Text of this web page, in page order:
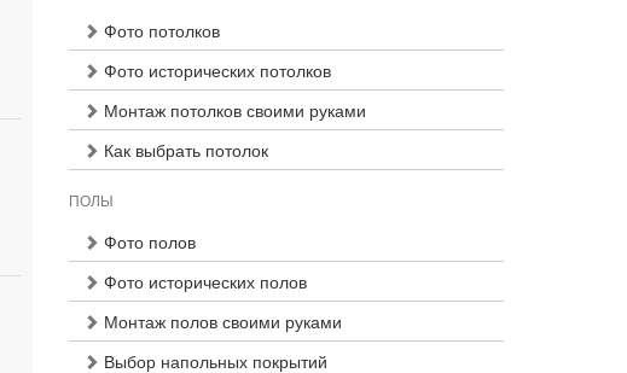
Фото потолков
Фото исторических потолков
Монтаж потолков своими руками
Как выбрать потолок
ПОЛЫ
Фото полов
Фото исторических полов
Монтаж полов своими руками
Выбор напольных покрытий